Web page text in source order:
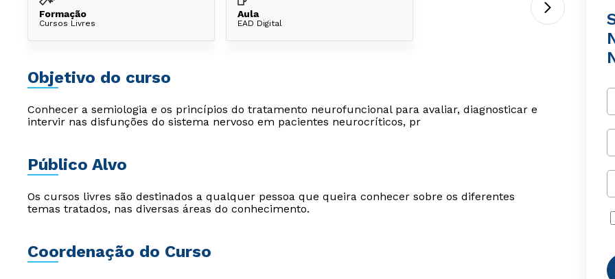
Formação
Cursos Livres
Aula
EAD Digital
Objetivo do curso
Conhecer a semiologia e os princípios do tratamento neurofuncional para avaliar, diagnosticar e
intervir nas disfunções do sistema nervoso em pacientes neurocríticos, pr
Público Alvo
Os cursos livres são destinados a qualquer pessoa que queira conhecer sobre os diferentes
temas tratados, nas diversas áreas do conhecimento.
Coordenação do Curso